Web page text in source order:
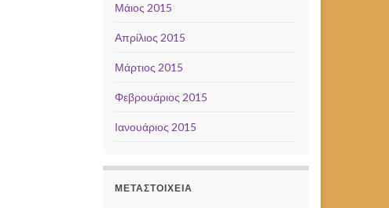
Μάιος 2015
Απρίλιος 2015
Μάρτιος 2015
Φεβρουάριος 2015
Ιανουάριος 2015
ΜΕΤΑΣΤΟΙΧΕΊΑ